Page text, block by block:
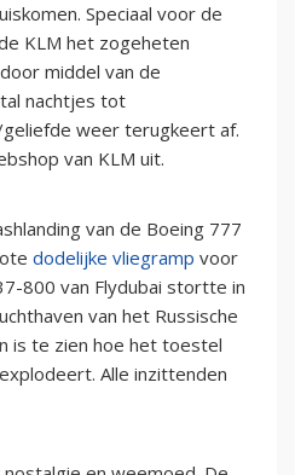
Speciaal voor de
KLM het zogeheten
middel van de
nachtjes tot
weer terugkeert af.
van KLM uit.
van de Boeing 777
dodelijke vliegramp voor
800 van Flydubai stortte in
van het Russische
is te zien hoe het toestel
Alle inzittenden